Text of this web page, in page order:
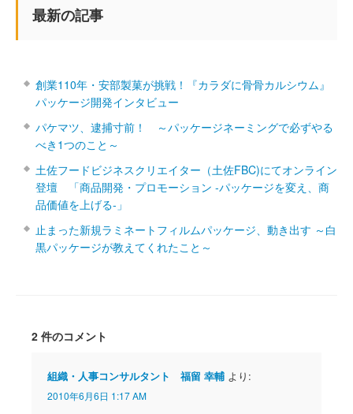
最新の記事
創業110年・安部製菓が挑戦！『カラダに骨骨カルシウム』
パッケージ開発インタビュー
パケマツ、逮捕寸前！ ～パッケージネーミングで必ずやる
べき1つのこと～
土佐フードビジネスクリエイター（土佐FBC)にてオンライン
登壇 「商品開発・プロモーション ‐パッケージを変え、商
品価値を上げる‐」
止まった新規ラミネートフィルムパッケージ、動き出す ～白
黒パッケージが教えてくれたこと～
2 件のコメント
組織・人事コンサルタント 福留 幸輔 より:
2010年6月6日 1:17 AM